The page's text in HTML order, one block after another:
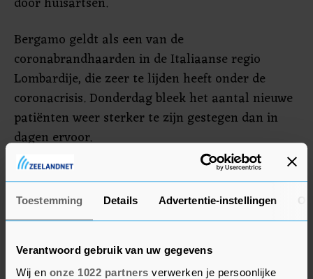
Toestemming Details Advertentie-instellingen
Verantwoord gebruik van uw gegevens
Wij en onze 1022 partners verwerken je persoonlijke
Bergamo geldt als een van de
coronabrandhaarden in de Italiaanse regio
Lombardije, die zeer te lijden heeft onder de
coronacrisis. Donderdag bleek het aantal nieuwe
patiënten weer sterker te zijn gestegen dan in
dagen ervoor.